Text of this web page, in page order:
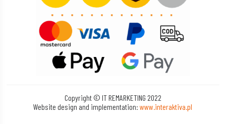
Copyright © IT REMARKETING 2022
Website design and implementation:www.interaktiva.pl